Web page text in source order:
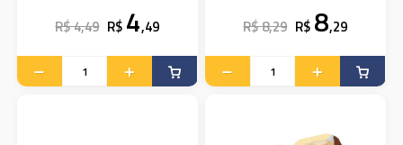
R$ 4,49 R$ 4,49 R$ 8,29 R$ 8,29